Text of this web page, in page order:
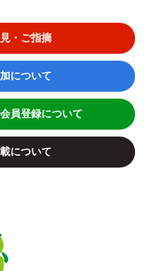
・ご指摘
について
員登録について
について